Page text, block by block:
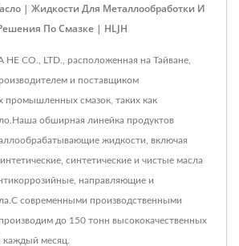
| Жидкости Для Металлообработки И
По Смазке | HLJH
HE CO., LTD., расположенная на Тайване,
и поставщиком
промышленных смазок, таких как
обширная линейка продуктов
жидкости, включая
синтетические и чистые масла
направляющие и
современными производственными
до 150 тонн высококачественных
месяц.